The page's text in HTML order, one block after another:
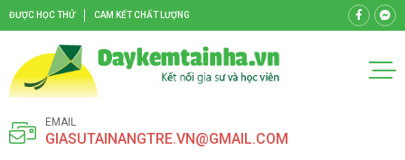
ĐƯỢC HỌC THỬ CAM KẾT CHẤT LƯỢNG
EMAIL
GIASUTAINANGTRE.VN@GMAIL.COM